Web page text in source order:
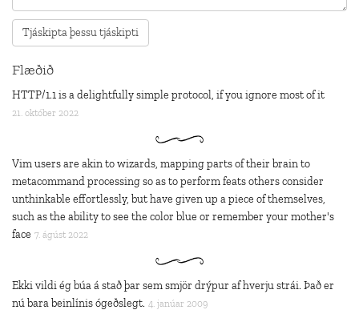
Flæðið
HTTP/1.1 is a delightfully simple protocol, if you ignore most of it
21. október 2022
Vim users are akin to wizards, mapping parts of their brain to
metacommand processing so as to perform feats others consider
unthinkable effortlessly, but have given up a piece of themselves,
such as the ability to see the color blue or remember your mother's
face 7. ágúst 2022
Ekki vildi ég búa á stað þar sem smjör drýpur af hverju strái. Það er
nú bara beinlínis ógeðslegt. 4. janúar 2009